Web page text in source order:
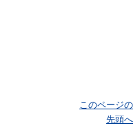
このページの
先頭へ